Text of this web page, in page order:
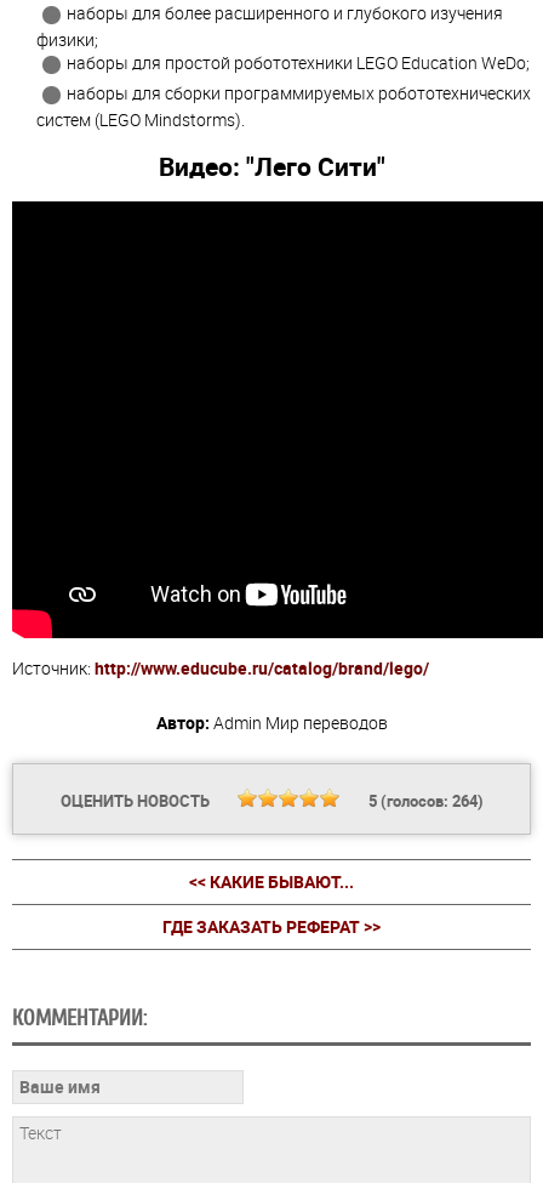
наборы для более расширенного и глубокого изучения
физики;
наборы для простой робототехники LEGO Education WeDo;
наборы для сборки программируемых робототехнических
систем (LEGO Mindstorms).
Видео: "Лего Сити"
Источник: http://www.educube.ru/catalog/brand/lego/
Автор: Admin Мир переводов
ОЦЕНИТЬ НОВОСТЬ 5(голосов: 264)
<< КАКИЕ БЫВАЮТ...
ГДЕ ЗАКАЗАТЬ РЕФЕРАТ >>
КОММЕНТАРИИ: